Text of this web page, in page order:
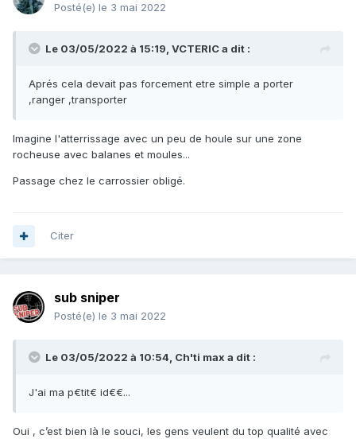
Posté(e) le 3 mai 2022
Le 03/05/2022 à 15:19, VCTERICa dit :
Aprés cela devait pas forcement etre simple a porter
,ranger ,transporter
Imagine l'atterrissage avec un peu de houle sur une zone
rocheuse avec balanes et moules...
Passage chez le carrossier obligé.
Citer
sub sniper
Posté(e) le 3 mai 2022
Le 03/05/2022 à 10:54, Ch'ti max a dit :
J'ai ma p€tit€ id€€...
Oui , c’est bien là le souci, les gens veulent du top qualité avec